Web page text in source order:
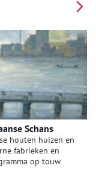
Schans
houten huizen en
fabrieken en
op touw